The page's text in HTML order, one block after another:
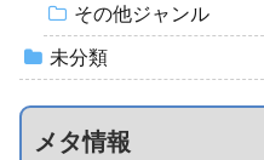
その他ジャンル
未分類
メタ情報